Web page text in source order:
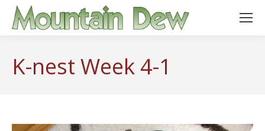
K-nest Week 4-1